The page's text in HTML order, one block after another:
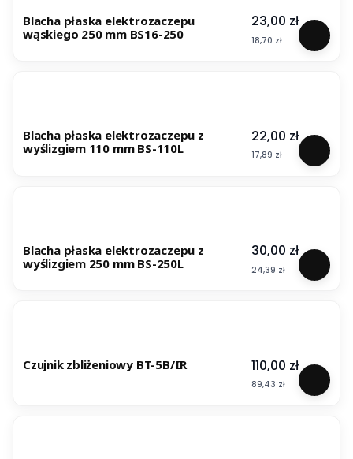
Blacha płaska elektrozaczepu
wąskiego 250 mm BS16-250
Cena
23,00 zł
Cena
18,70 zł
Blacha płaska elektrozaczepu z
wyślizgiem 110 mm BS-110L
Cena
22,00 zł
Cena
17,89 zł
Blacha płaska elektrozaczepu z
wyślizgiem 250 mm BS-250L
Cena
30,00 zł
Cena
24,39 zł
Czujnik zbliżeniowy BT-5B/IR Cena
110,00 zł
Cena
89,43 zł